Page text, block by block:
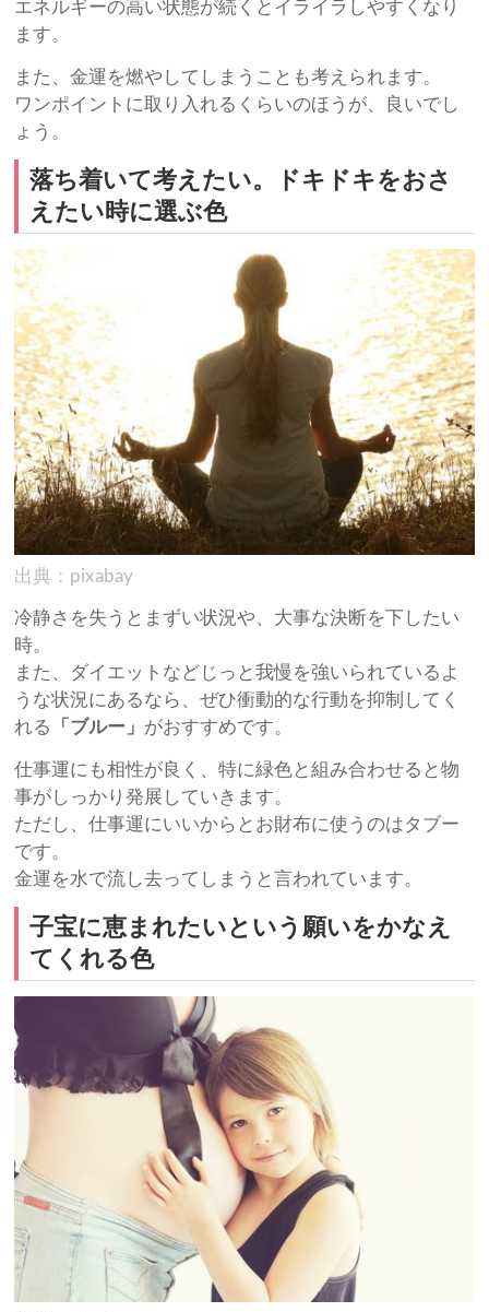
エネルギーの高い状態が続くとイライラしやすくなり
ます。
また、金運を燃やしてしまうことも考えられます。
ワンポイントに取り入れるくらいのほうが、良いでし
ょう。
落ち着いて考えたい。ドキドキをおさ
えたい時に選ぶ色
出典：pixabay
冷静さを失うとまずい状況や、大事な決断を下したい
時。
また、ダイエットなどじっと我慢を強いられているよ
うな状況にあるなら、ぜひ衝動的な行動を抑制してく
れる
「ブルー」 がおすすめです。
仕事運にも相性が良く、特に緑色と組み合わせると物
事がしっかり発展していきます。
ただし、仕事運にいいからとお財布に使うのはタブー
です。
金運を水で流し去ってしまうと言われています。
子宝に恵まれたいという願いをかなえ
てくれる色